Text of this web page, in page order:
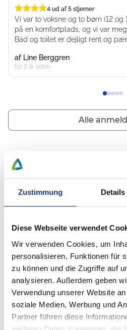
Zustimmung Details
Diese Webseite verwendet
Wir verwenden Cookies, um
personalisieren, Funktionen für
zu können und die Zugriffe auf
analysieren. Außerdem geben
Verwendung unserer Website
soziale Medien, Werbung und
Partner führen diese
4 ud af 5 stjerner
4 ud af 5 stjerner
Vi var to voksne og to børn (12 og
på en komfortplads, og vi var
Bad og toilet er dejligt rent og
Den sidste stjerne mangler kun,
af Line Berggren
for 2 år siden
Alle
Kontakt